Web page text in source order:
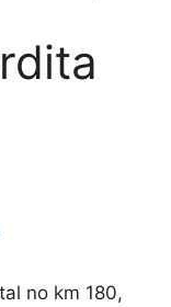
no km 180,